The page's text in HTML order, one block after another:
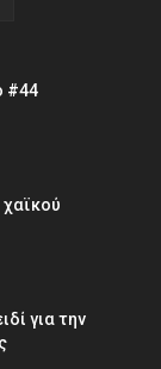
#44
χαϊκού
για την